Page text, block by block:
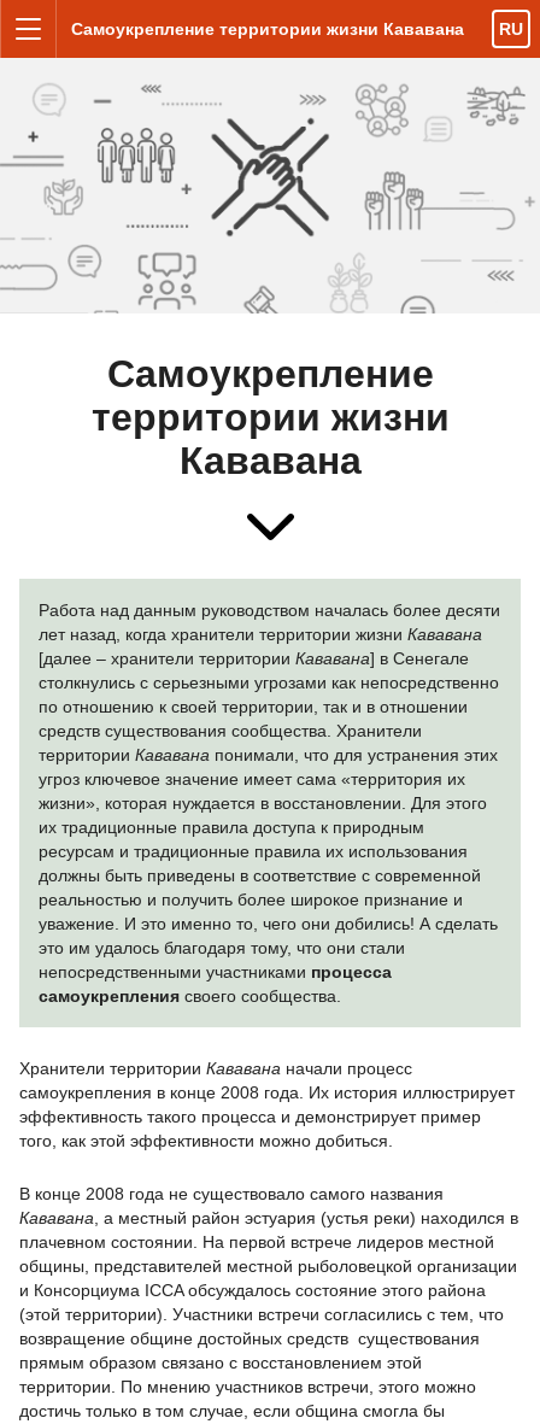
Самоукрепление территории жизни Кававана RU
Самоукрепление
территории жизни
Кававана
Работа над данным руководством началась более десяти
лет назад, когда хранители территории жизни Кававана
[далее – хранители территории Кававана] в Сенегале
столкнулись с серьезными угрозами как непосредственно
по отношению к своей территории, так и в отношении
средств существования сообщества. Хранители
территории Кававана понимали, что для устранения этих
угроз ключевое значение имеет сама «территория их
жизни», которая нуждается в восстановлении. Для этого
их традиционные правила доступа к природным
ресурсам и традиционные правила их использования
должны быть приведены в соответствие с современной
реальностью и получить более широкое признание и
уважение. И это именно то, чего они добились! А сделать
это им удалось благодаря тому, что они стали
непосредственными участниками процесса
самоукрепления своего сообщества.
Хранители территории Кававана начали процесс
самоукрепления в конце 2008 года. Их история иллюстрирует
эффективность такого процесса и демонстрирует пример
того, как этой эффективности можно добиться.
В конце 2008 года не существовало самого названия
Кававана , а местный район эстуария (устья реки) находился в
плачевном состоянии. На первой встрече лидеров местной
общины, представителей местной рыболовецкой организации
и Консорциума ICCA обсуждалось состояние этого района
(этой территории). Участники встречи согласились с тем, что
возвращение общине достойных средств существования
прямым образом связано с восстановлением этой
территории. По мнению участников встречи, этого можно
достичь только в том случае, если община смогла бы